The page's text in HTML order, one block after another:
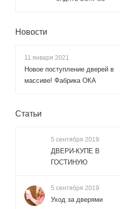
Новости
11 января 2021
Новое поступление дверей в
массиве! Фабрика ОКА
Статьи
5 сентября 2019
ДВЕРИ-КУПЕ В
ГОСТИНУЮ
5 сентября 2019
Уход за дверями